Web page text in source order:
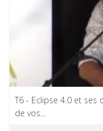
T6 - Eclipse 4.0 et
de vos...